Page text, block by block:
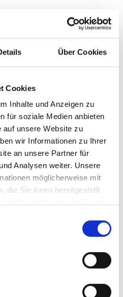
Über Cookies
Cookies
Inhalte und Anzeigen zu
für soziale Medien anbieten
auf unsere Website zu
wir Informationen zu Ihrer
an unsere Partner für
Analysen weiter. Unsere
möglicherweise mit
die Sie ihnen bereitgestellt